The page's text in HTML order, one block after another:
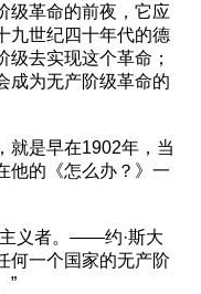
级革命的前夜，它应
九世纪四十年代的德
级去实现这个革命；
成为无产阶级革命的
就是早在1902年，当
他的《怎么办？》一
义者。——约·斯大
何一个国家的无产阶
。”